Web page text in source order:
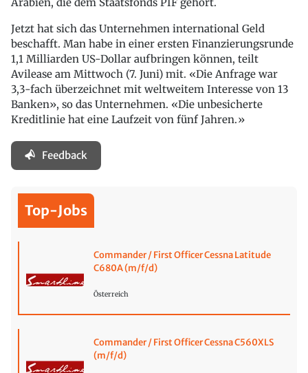
Jetzt hat sich das Unternehmen international Geld
beschafft. Man habe in einer ersten Finanzierungsrunde
1,1 Milliarden US-Dollar aufbringen können, teilt
Avilease am Mittwoch (7. Juni) mit. «Die Anfrage war
3,3-fach überzeichnet mit weltweitem Interesse von 13
Banken», so das Unternehmen. «Die unbesicherte
Kreditlinie hat eine Laufzeit von fünf Jahren.»
Feedback
Top-Jobs
Commander / First Officer Cessna Latitude
C680A (m/f/d)
Österreich
Commander / First Officer Cessna C560XLS
(m/f/d)